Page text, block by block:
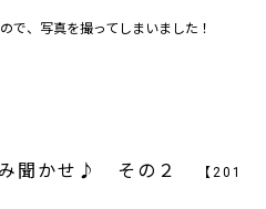
で、写真を撮ってしまいました！
み聞かせ♪ その２
【201